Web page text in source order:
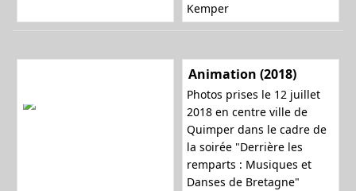
Kemper
Animation (2018)
Photos prises le 12 juillet
2018 en centre ville de
Quimper dans le cadre de
la soirée "Derrière les
remparts : Musiques et
Danses de Bretagne"